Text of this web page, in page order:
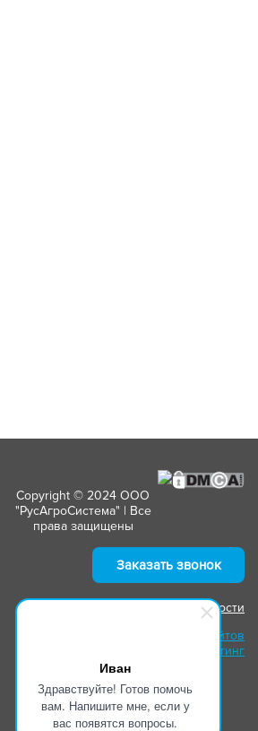
Иван
Здравствуйте! Готов помочь
вам. Напишите мне, если у
вас появятся вопросы.
Copyright © 2024 ООО
"РусАгроСистема" | Все
права защищены
Заказать звонок
Политика конфиденциальности
Создание сайтов
Маркетинг